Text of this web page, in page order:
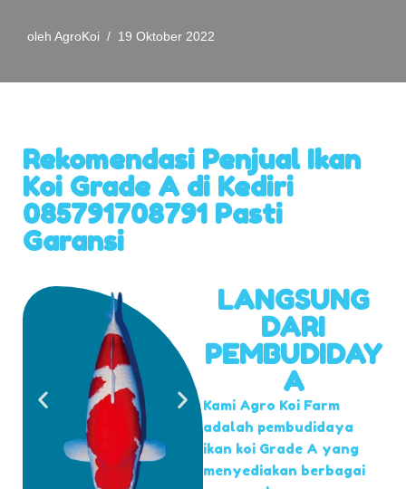
oleh AgroKoi 19 Oktober 2022
Rekomendasi Penjual Ikan
Koi Grade A di Kediri
085791708791 Pasti
Garansi
LANGSUNG
DARI
PEMBUDIDAY
A
Kami Agro Koi Farm
adalah pembudidaya
ikan koi Grade A yang
menyediakan berbagai